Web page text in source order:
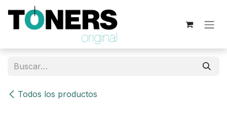
Ir al contenido
Todos los productos